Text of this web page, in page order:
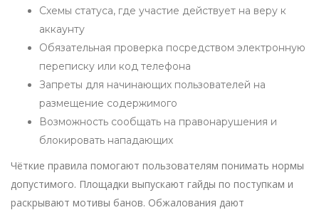
Схемы статуса, где участие действует на веру к
аккаунту
Обязательная проверка посредством электронную
переписку или код телефона
Запреты для начинающих пользователей на
размещение содержимого
Возможность сообщать на правонарушения и
блокировать нападающих
Чёткие правила помогают пользователям понимать нормы
допустимого. Площадки выпускают гайды по поступкам и
раскрывают мотивы банов. Обжалования дают